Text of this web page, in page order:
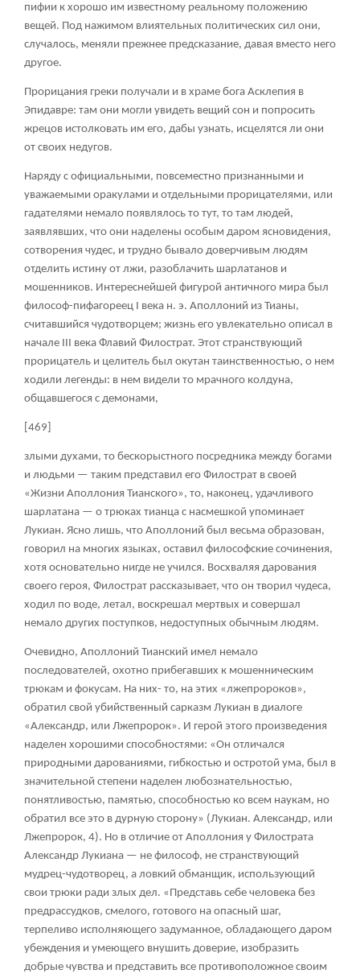
пифии к хорошо им известному реальному положению
вещей. Под нажимом влиятельных политических сил они,
случалось, меняли прежнее предсказание, давая вместо него
другое.
Прорицания греки получали и в храме бога Асклепия в
Эпидавре: там они могли увидеть вещий сон и попросить
жрецов истолковать им его, дабы узнать, исцелятся ли они
от своих недугов.
Наряду с официальными, повсеместно признанными и
уважаемыми оракулами и отдельными прорицателями, или
гадателями немало появлялось то тут, то там людей,
заявлявших, что они наделены особым даром ясновидения,
сотворения чудес, и трудно бывало доверчивым людям
отделить истину от лжи, разоблачить шарлатанов и
мошенников. Интереснейшей фигурой античного мира был
философ-пифагореец I века н. э. Аполлоний из Тианы,
считавшийся чудотворцем; жизнь его увлекательно описал в
начале III века Флавий Филострат. Этот странствующий
прорицатель и целитель был окутан таинственностью, о нем
ходили легенды: в нем видели то мрачного колдуна,
общавшегося с демонами,
[469]
злыми духами, то бескорыстного посредника между богами
и людьми — таким представил его Филострат в своей
«Жизни Аполлония Тианского», то, наконец, удачливого
шарлатана — о трюках тианца с насмешкой упоминает
Лукиан. Ясно лишь, что Аполлоний был весьма образован,
говорил на многих языках, оставил философские сочинения,
хотя основательно нигде не учился. Восхваляя дарования
своего героя, Филострат рассказывает, что он творил чудеса,
ходил по воде, летал, воскрешал мертвых и совершал
немало других поступков, недоступных обычным людям.
Очевидно, Аполлоний Тианский имел немало
последователей, охотно прибегавших к мошенническим
трюкам и фокусам. На них- то, на этих «лжепророков»,
обратил свой убийственный сарказм Лукиан в диалоге
«Александр, или Лжепророк». И герой этого произведения
наделен хорошими способностями: «Он отличался
природными дарованиями, гибкостью и остротой ума, был в
значительной степени наделен любознательностью,
понятливостью, памятью, способностью ко всем наукам, но
обратил все это в дурную сторону» (Лукиан. Александр, или
Лжепророк, 4). Но в отличие от Аполлония у Филострата
Александр Лукиана — не философ, не странствующий
мудрец-чудотворец, а ловкий обманщик, использующий
свои трюки ради злых дел. «Представь себе человека без
предрассудков, смелого, готового на опасный шаг,
терпеливо исполняющего задуманное, обладающего даром
убеждения и умеющего внушить доверие, изобразить
добрые чувства и представить все противоположное своим